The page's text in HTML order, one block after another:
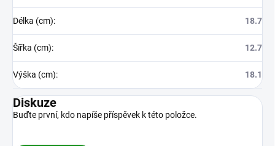
Délka (cm): 18.7
Šířka (cm): 12.7
Výška (cm): 18.1
Diskuze
Buďte první, kdo napíše příspěvek k této položce.